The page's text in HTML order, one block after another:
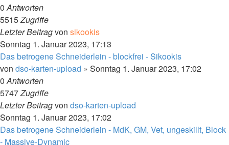
0Antworten
5515Zugriffe
Letzter Beitragvon sikookis
Sonntag 1. Januar 2023, 17:13
Das betrogene Schneiderlein - blockfrei - Sikookis
von dso-karten-upload » Sonntag 1. Januar 2023, 17:02
0Antworten
5747Zugriffe
Letzter Beitragvon dso-karten-upload
Sonntag 1. Januar 2023, 17:02
Das betrogene Schneiderlein - MdK, GM, Vet, ungeskillt, Block
- Massive-Dynamic